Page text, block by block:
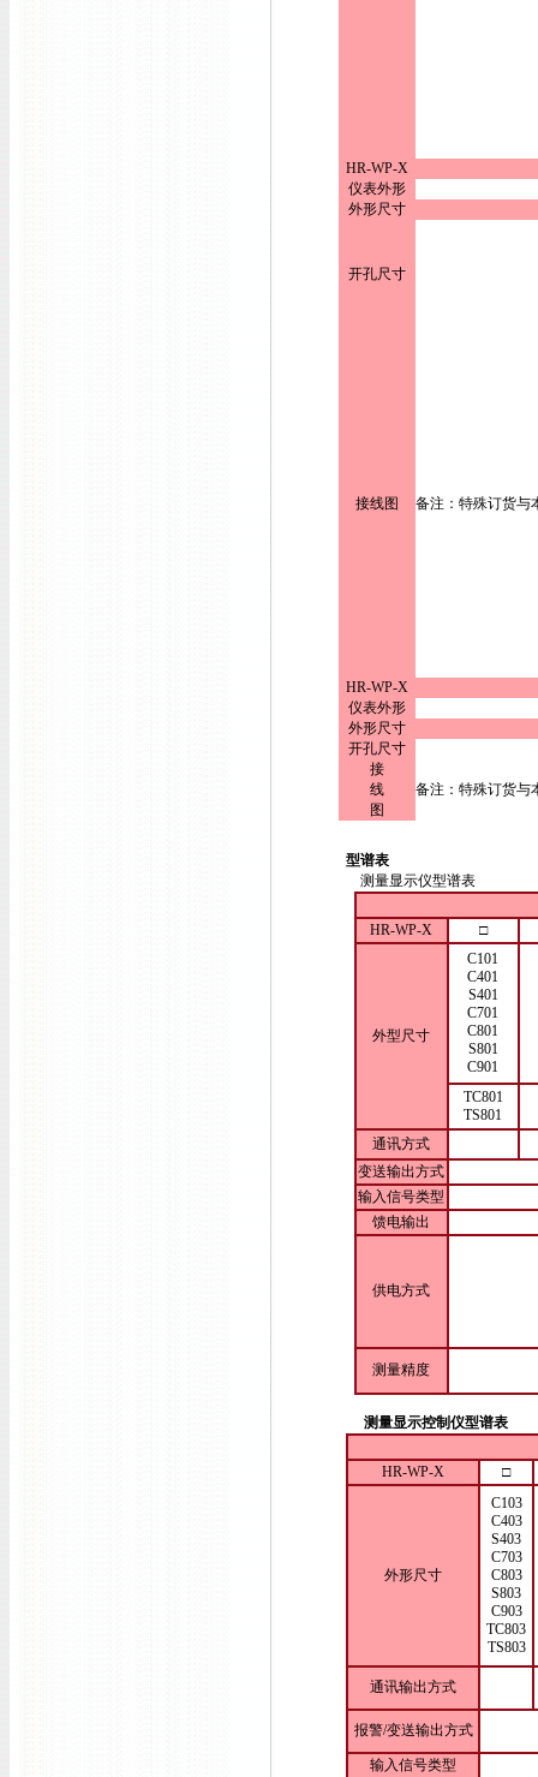
HR-WP-X
仪表外形
外形尺寸
开孔尺寸
接线图 备注：特殊订货与
HR-WP-X
仪表外形
外形尺寸
开孔尺寸
接
线
图
备注：特殊订货与
型谱表
测量显示仪型谱表
HR-WP-X □
外型尺寸
C101
C401
S401
C701
C801
S801
C901
TC801
TS801
通讯方式
变送输出方式
输入信号类型
馈电输出
供电方式
测量精度
测量显示控制仪型谱表
HR-WP-X □
外形尺寸
C103
C403
S403
C703
C803
S803
C903
TC803
TS803
通讯输出方式
报警/变送输出方式
输入信号类型